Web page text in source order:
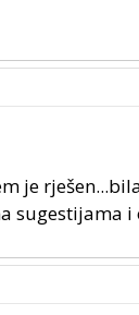
je
sugestijama